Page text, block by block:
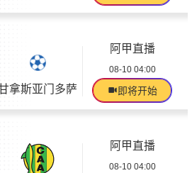
拿斯亚门多萨
阿甲直播
08-10 04:00
即将开始
阿甲直播
08-10 04:00